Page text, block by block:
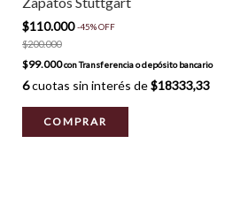
$110.000-45%OFF
$200.000
$99.000conTransferencia o depósito bancario
6cuotas sin interés de$18333,33
COMPRAR